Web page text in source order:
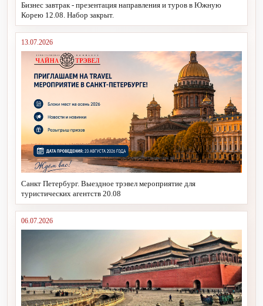
Бизнес завтрак - презентация направления и туров в Южную
Корею 12.08. Набор закрыт.
13.07.2026
Санкт Петербург. Выездное трэвел мероприятие для
туристических агентств 20.08
06.07.2026